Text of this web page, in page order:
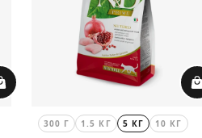
300 Г 1.5 КГ 5 КГ 10 КГ